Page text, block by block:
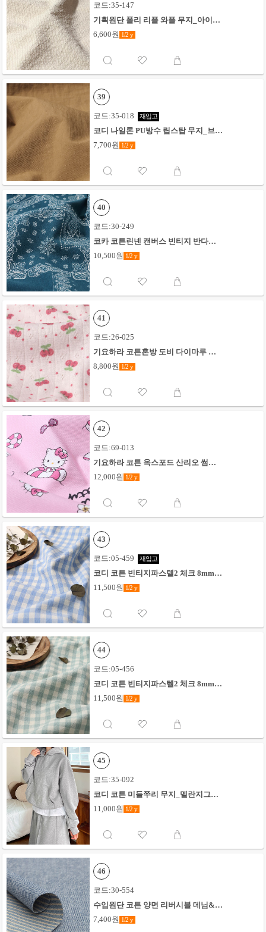
코드:35-147
기획원단 폴리 리플 와플 무지_아이보
6,600원 1/2 y
39
코드:35-018 재입고
코디 나일론 PU방수 립스탑 무지_브라
7,700원 1/2 y
40
코드:30-249
코카 코튼린넨 캔버스 빈티지 반다나_
10,500원 1/2 y
41
코드:26-025
기요하라 코튼혼방 도비 다이마루 오
8,800원 1/2 y
42
코드:69-013
기요하라 코튼 옥스포드 산리오 썸머
12,000원 1/2 y
43
코드:05-459 재입고
코디 코튼 빈티지파스텔2 체크 8mm_
11,500원 1/2 y
44
코드:05-456
코디 코튼 빈티지파스텔2 체크 8mm_
11,500원 1/2 y
45
코드:35-092
코디 코튼 미들쭈리 무지_멜란지그레
11,000원 1/2 y
46
코드:30-554
수입원단 코튼 양면 리버시블 데님&스
7,400원 1/2 y